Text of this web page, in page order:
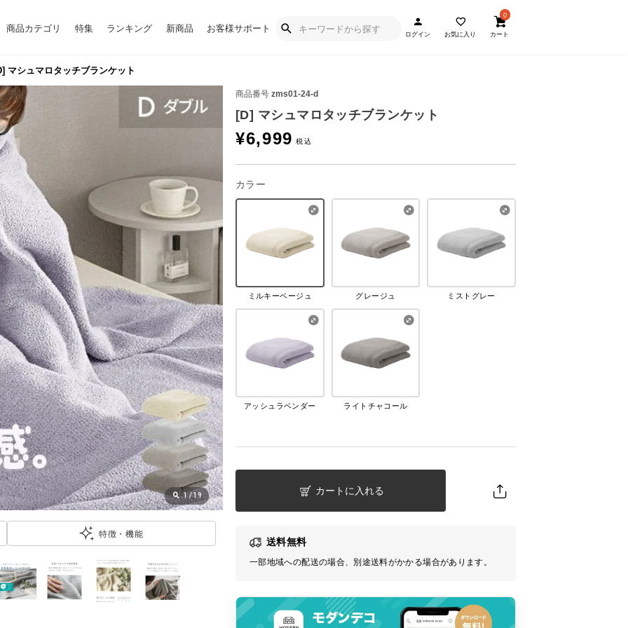
商品カテゴリ 特集 ランキング 新商品 お客様サポート
ログイン お気に入り
0
カート
マシュマロタッチブランケット
商品番号 zms01-24-d
[D] マシュマロタッチブランケット
¥6,999
カラー
ミルキーベージュ グレージュ ミストグレー
アッシュラベンダー ライトチャコール
カートに入れる
送料無料
一部地域への配送の場合、別途送料がかかる場合があります。
1/19
特徴・機能